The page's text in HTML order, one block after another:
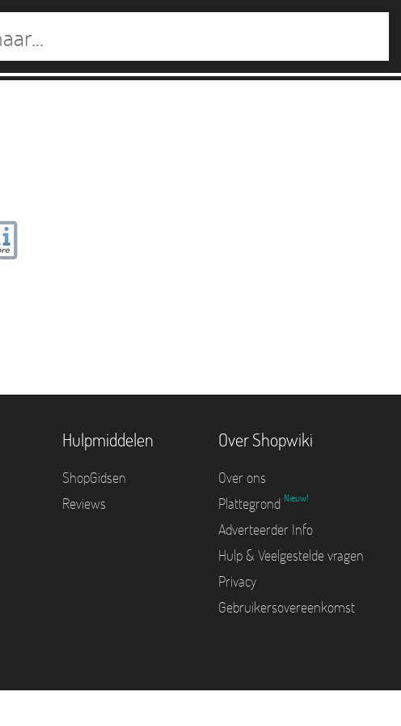
Hulpmiddelen
ShopGidsen
Reviews
Over Shopwiki
Over ons
Plattegrond Nieuw!
Adverteerder Info
Hulp & Veelgestelde vragen
Privacy
Gebruikersovereenkomst